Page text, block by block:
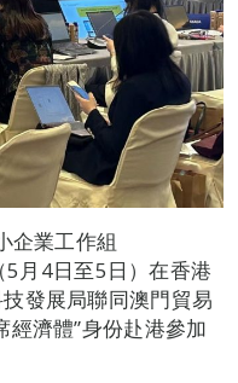
企業工作組
5月4日至5日）在香港
發展局聯同澳門貿易
經濟體”身份赴港參加